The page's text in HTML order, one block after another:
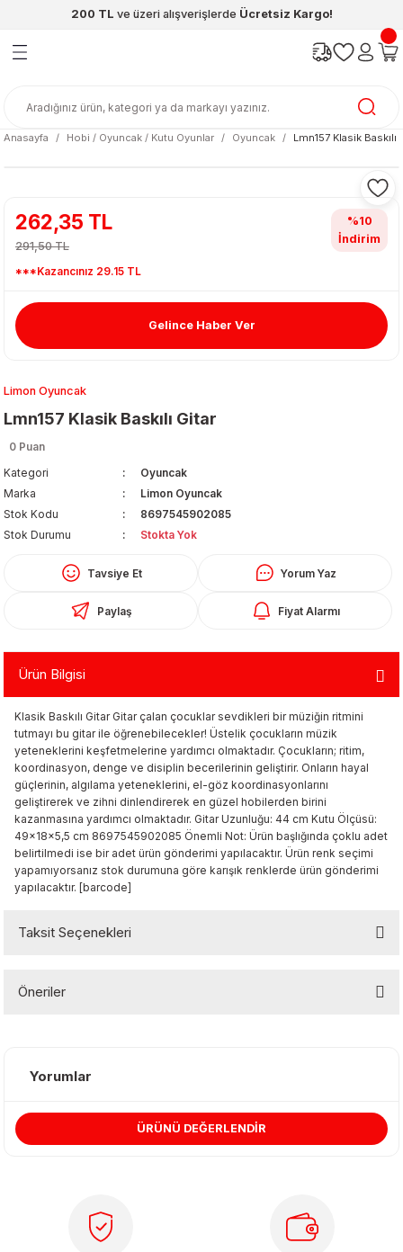
200 TL ve üzeri alışverişlerde Ücretsiz Kargo!
Geri Dön
Geri Dön
& Matara
- Dolma Kalem - Pilot Kalemler
& Şekilgeç
Geri Dön
Geri Dön
Geri Dön
Geri Dön
Anasayfa
Hobi / Oyuncak / Kutu Oyunlar Oyuncak Lmn157 Klasik Baskılı
Limon Oyuncak
Lmn157 Klasik Baskılı Gitar
0 Puan
Kategori
Oyuncak
Marka
Limon Oyuncak
Stok Kodu
8697545902085
Stok Durumu
Stokta Yok
Tavsiye Et Yorum Yaz
Paylaş Fiyat Alarmı
262,35 TL
291,50 TL
***Kazancınız 29.15 TL
%10
İndirim
Gelince Haber Ver
Ürün Bilgisi
Klasik Baskılı Gitar Gitar çalan çocuklar sevdikleri bir müziğin ritmini
tutmayı bu gitar ile öğrenebilecekler! Üstelik çocukların müzik
yeteneklerini keşfetmelerine yardımcı olmaktadır. Çocukların; ritim,
koordinasyon, denge ve disiplin becerilerinin geliştirir. Onların hayal
güçlerinin, algılama yeteneklerini, el-göz koordinasyonlarını
geliştirerek ve zihni dinlendirerek en güzel hobilerden birini
kazanmasına yardımcı olmaktadır. Gitar Uzunluğu: 44 cm Kutu Ölçüsü:
49x18x5,5 cm 8697545902085 Önemli Not: Ürün başlığında çoklu adet
belirtilmedi ise bir adet ürün gönderimi yapılacaktır. Ürün renk seçimi
yapamıyorsanız stok durumuna göre karışık renklerde ürün gönderimi
yapılacaktır. [barcode]
Taksit Seçenekleri
Öneriler
Görüş ve önerileriniz için teşekkür ederiz.
Ürün resmi kalitesiz, bozuk veya görüntülenemiyor.
Ürün fiyatı diğer sitelerden daha pahalı.
Bu ürüne benzer farklı alternatifler olmalı.
Yorumlar
ÜRÜNÜ DEĞERLENDİR